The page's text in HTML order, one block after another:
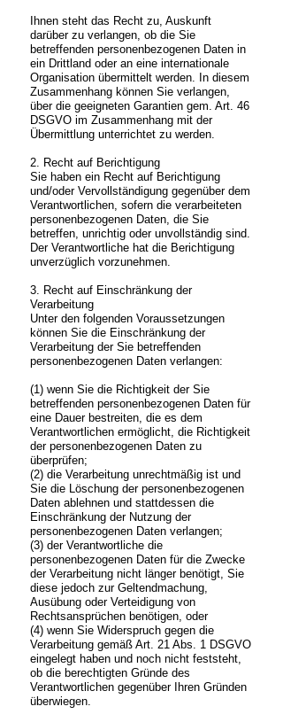
Ihnen steht das Recht zu, Auskunft
darüber zu verlangen, ob die Sie
betreffenden personenbezogenen Daten in
ein Drittland oder an eine internationale
Organisation übermittelt werden. In diesem
Zusammenhang können Sie verlangen,
über die geeigneten Garantien gem. Art. 46
DSGVO im Zusammenhang mit der
Übermittlung unterrichtet zu werden.
2. Recht auf Berichtigung
Sie haben ein Recht auf Berichtigung
und/oder Vervollständigung gegenüber dem
Verantwortlichen, sofern die verarbeiteten
personenbezogenen Daten, die Sie
betreffen, unrichtig oder unvollständig sind.
Der Verantwortliche hat die Berichtigung
unverzüglich vorzunehmen.
3. Recht auf Einschränkung der
Verarbeitung
Unter den folgenden Voraussetzungen
können Sie die Einschränkung der
Verarbeitung der Sie betreffenden
personenbezogenen Daten verlangen:
(1) wenn Sie die Richtigkeit der Sie
betreffenden personenbezogenen Daten für
eine Dauer bestreiten, die es dem
Verantwortlichen ermöglicht, die Richtigkeit
der personenbezogenen Daten zu
überprüfen;
(2) die Verarbeitung unrechtmäßig ist und
Sie die Löschung der personenbezogenen
Daten ablehnen und stattdessen die
Einschränkung der Nutzung der
personenbezogenen Daten verlangen;
(3) der Verantwortliche die
personenbezogenen Daten für die Zwecke
der Verarbeitung nicht länger benötigt, Sie
diese jedoch zur Geltendmachung,
Ausübung oder Verteidigung von
Rechtsansprüchen benötigen, oder
(4) wenn Sie Widerspruch gegen die
Verarbeitung gemäß Art. 21 Abs. 1 DSGVO
eingelegt haben und noch nicht feststeht,
ob die berechtigten Gründe des
Verantwortlichen gegenüber Ihren Gründen
überwiegen.